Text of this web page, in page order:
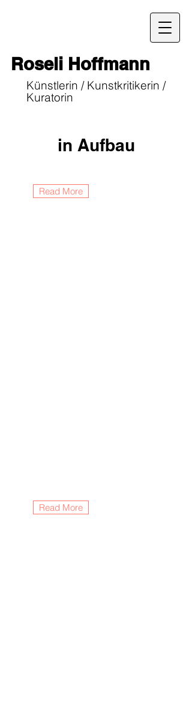
Roseli Hoffmann
Künstlerin / Kunstkritikerin /
Kuratorin
in Aufbau
Read More
Read More